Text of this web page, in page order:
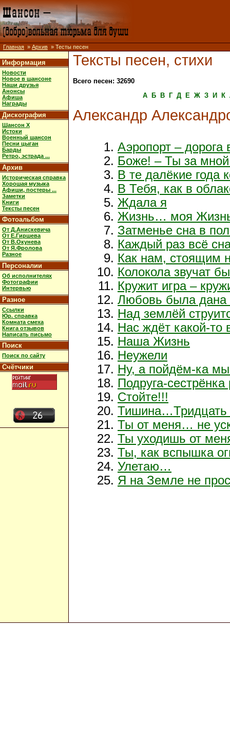
Главная » Архив » Тесты песен
Информация
Новости
Новое в шансоне
Наши друзья
Анонсы
Афиша
Награды
Дискография
Шансон X
Истоки
Военный шансон
Песни цыган
Барды
Ретро, эстрада ...
Архив
Историческая справка
Хорошая музыка
Афиши, постеры ...
Заметки
Книги
Тексты песен
Фотоальбом
От Д.Анискевича
От Е.Гиршева
От В.Окунева
От Я.Фролова
Разное
Персоналии
Об исполнителях
Фотографии
Интервью
Разное
Ссылки
Юр. справка
Комната смеха
Книга отзывов
Написать письмо
Поиск
Поиск по сайту
Счётчики
Тексты песен, стихи
Всего песен: 32690
А
Б В Г Д Е Ж З И К
Александр
Аэропорт –
Боже! – Ты за
В те далёкие года
В Тебя, как в
Ждала я
Жизнь… моя
Затменье сна в
Каждый раз всё
Как нам, стоящим
Колокола звучат
Кружит игра –
Любовь была дана
Над землёй
Нас ждёт какой-то
Наша Жизнь
Неужели
Ну, а пойдём-ка
Подруга-
Стойте!!!
Тишина…Тридцать
Ты от меня… не
Ты уходишь от
Ты, как вспышка
Улетаю…
Я на Земле не